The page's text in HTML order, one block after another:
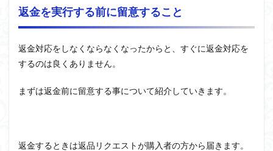
返金を実行する前に留意すること
返金対応をしなくならなくなったからと、すぐに返金対応を
するのは良くありません。
まずは返金前に留意する事について紹介していきます。
返金するときは返品リクエストが購入者の方から届きます。